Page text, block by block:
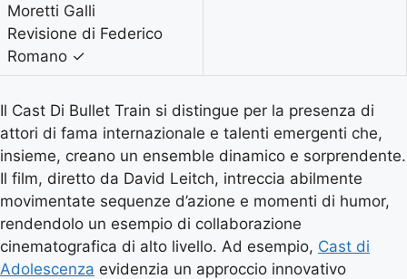
Moretti Galli
Revisione di Federico
Romano ✓
Il Cast Di Bullet Train si distingue per la presenza di
attori di fama internazionale e talenti emergenti che,
insieme, creano un ensemble dinamico e sorprendente.
Il film, diretto da David Leitch, intreccia abilmente
movimentate sequenze d’azione e momenti di humor,
rendendolo un esempio di collaborazione
cinematografica di alto livello. Ad esempio, Cast di
Adolescenza evidenzia un approccio innovativo